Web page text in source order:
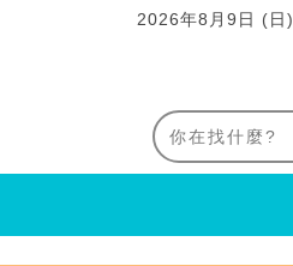
2026年8月9日 (日)